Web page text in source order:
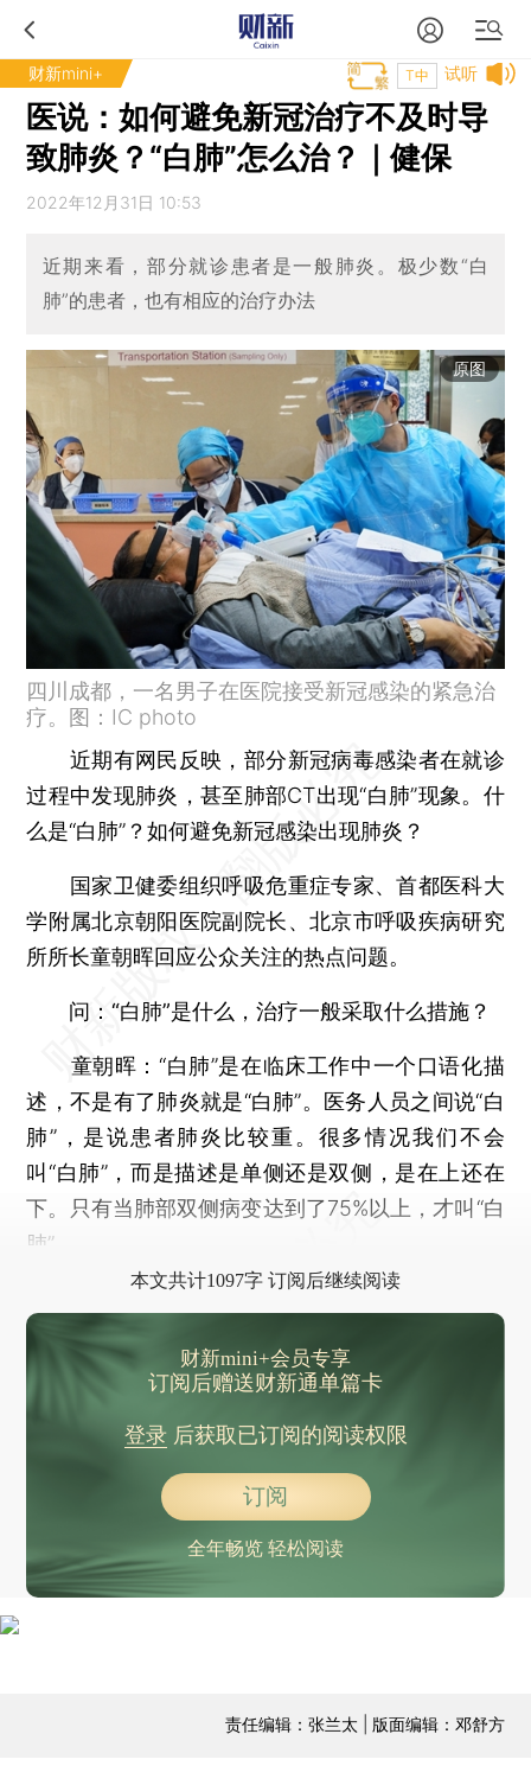
财新mini+ 试听
T中
医说：如何避免新冠治疗不及时导
致肺炎？“白肺”怎么治？｜健保
2022年12月31日 10:53
近期来看，部分就诊患者是一般肺炎。极少数“白
肺”的患者，也有相应的治疗办法
原图
四川成都，一名男子在医院接受新冠感染的紧急治
疗。图：IC photo
近期有网民反映，部分新冠病毒感染者在就诊
过程中发现肺炎，甚至肺部CT出现“白肺”现象。什
么是“白肺”？如何避免新冠感染出现肺炎？
国家卫健委组织呼吸危重症专家、首都医科大
学附属北京朝阳医院副院长、北京市呼吸疾病研究
所所长童朝晖回应公众关注的热点问题。
问：“白肺”是什么，治疗一般采取什么措施？
童朝晖： “白肺”是在临床工作中一个口语化描
述，不是有了肺炎就是“白肺”。医务人员之间说“白
肺”，是说患者肺炎比较重。很多情况我们不会
叫“白肺”，而是描述是单侧还是双侧，是在上还在
下。只有当肺部双侧病变达到了75%以上，才叫“白
肺”。
本文共计1097字 订阅后继续阅读
财新mini+会员专享
订阅后赠送财新通单篇卡
登录后获取已订阅的阅读权限
订阅
全年畅览 轻松阅读
责任编辑：张兰太 | 版面编辑：邓舒方